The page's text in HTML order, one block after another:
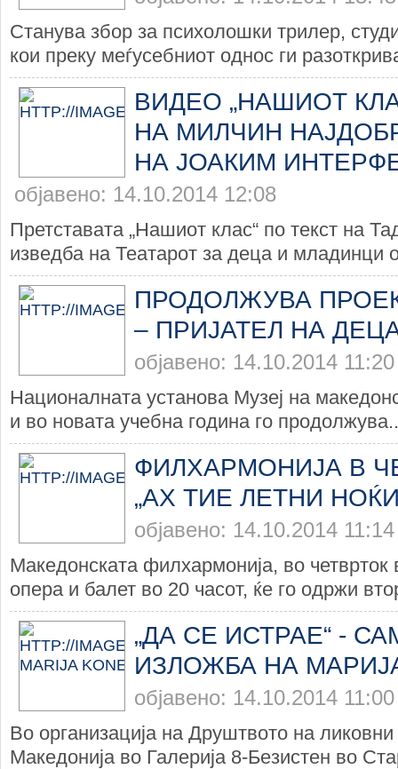
Станува збор за психолошки трилер,
кои преку меѓусебниот однос ги
ВИДЕО „НАШИОТ
НА МИЛЧИН
НА ЈОАКИМ
објавено: 14.10.2014 12:08
Претставата „Нашиот клас“ по текст на
изведба на Театарот за деца и младинци
ПРОДОЛЖУВА
– ПРИЈАТЕЛ НА
објавено: 14.10.2014 11:20
Националната установа Музеј на
и во новата учебна година го
ФИЛХАРМОНИЈА В
„АХ ТИЕ ЛЕТНИ
објавено: 14.10.2014 11:14
Македонската филхармонија, во четврток
опера и балет во 20 часот, ќе го одржи
„ДА СЕ ИСТРАЕ“ -
ИЗЛОЖБА НА
објавено: 14.10.2014 11:00
Во организација на Друштвото на
Македонија во Галерија 8-Безистен во